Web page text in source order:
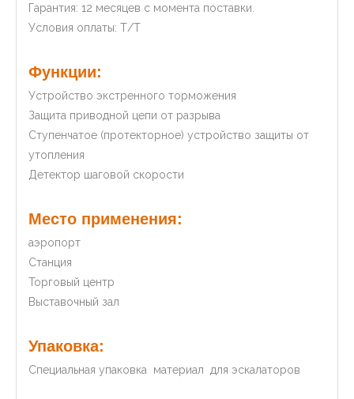
Гарантия: 12 месяцев с момента поставки.
Условия оплаты: Т/Т
Функции:
Устройство экстренного торможения
Защита приводной цепи от разрыва
Ступенчатое (протекторное) устройство защиты от
утопления
Детектор шаговой скорости
Место применения:
аэропорт
Станция
Торговый центр
Выставочный зал
Упаковка:
Специальная упаковка материал для эскалаторов